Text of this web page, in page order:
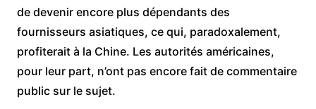
de devenir encore plus dépendants des
fournisseurs asiatiques, ce qui, paradoxalement,
profiterait à la Chine. Les autorités américaines,
pour leur part, n’ont pas encore fait de commentaire
public sur le sujet.